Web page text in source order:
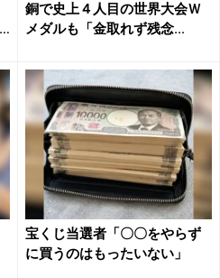
銅で史上４人目の世界大会Ｗ
メダルも「金取れず残念...
宝くじ当選者「〇〇をやらず
に買うのはもったいない」